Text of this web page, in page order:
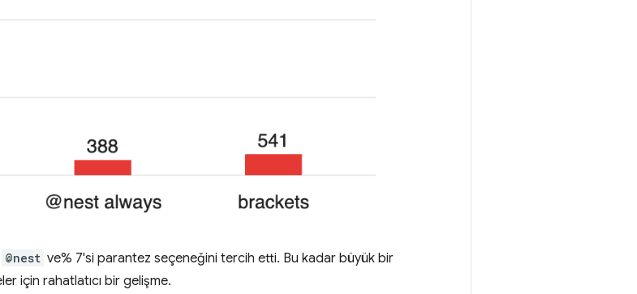
@nest ve% 7'si parantez seçeneğini tercih etti. Bu kadar büyük bir
için rahatlatıcı bir gelişme.